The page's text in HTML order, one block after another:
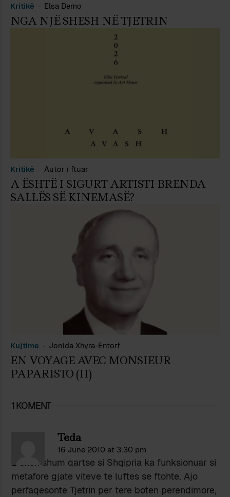
Kritikë Elsa Demo
NGA NJË SHESH NË TJETRIN
Kritikë Autor i ftuar
A ËSHTË I SIGURT ARTISTI BRENDA
SALLËS SË KINEMASË?
Kujtime Jonida Xhyra-Entorf
EN VOYAGE AVEC MONSIEUR
PAPARISTO (II)
1 KOMENT
Teda
16 June 2010 at 3:30 pm
E shoh shum qartse si Shqipria ka funksionuar si
metafore gjate viteve te luftes se ftohte. Ajo
perfaqesonte Tjetrin per tere boten perendimore,